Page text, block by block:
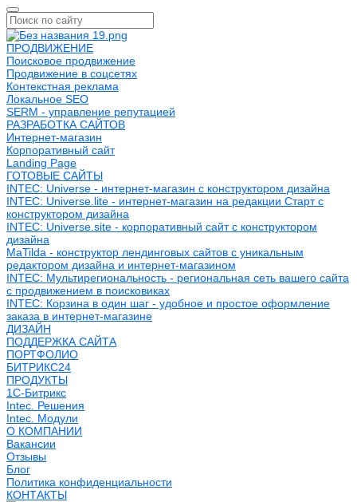
ПРОДВИЖЕНИЕ
Поисковое продвижение
Продвижение в соцсетях
Контекстная реклама
Локальное SEO
SERM - управление репутацией
РАЗРАБОТКА САЙТОВ
Интернет-магазин
Корпоративный сайт
Landing Page
ГОТОВЫЕ САЙТЫ
INTEC: Universe - интернет-магазин с конструктором дизайна
INTEC: Universe.lite - интернет-магазин на редакции Старт с
конструктором дизайна
INTEC: Universe.site - корпоративный сайт с конструктором
дизайна
MaTilda - конструктор лендинговых сайтов с уникальным
редактором дизайна и интернет-магазином
INTEC: Мультирегиональность - региональная сеть вашего сайта
с продвижением в поисковиках
INTEC: Корзина в один шаг - удобное и простое оформление
заказа в интернет-магазине
ДИЗАЙН
ПОДДЕРЖКА САЙТА
ПОРТФОЛИО
БИТРИКС24
ПРОДУКТЫ
1С-Битрикс
Intec. Решения
Intec. Модули
О КОМПАНИИ
Вакансии
Отзывы
Блог
Политика конфиденциальности
КОНТАКТЫ